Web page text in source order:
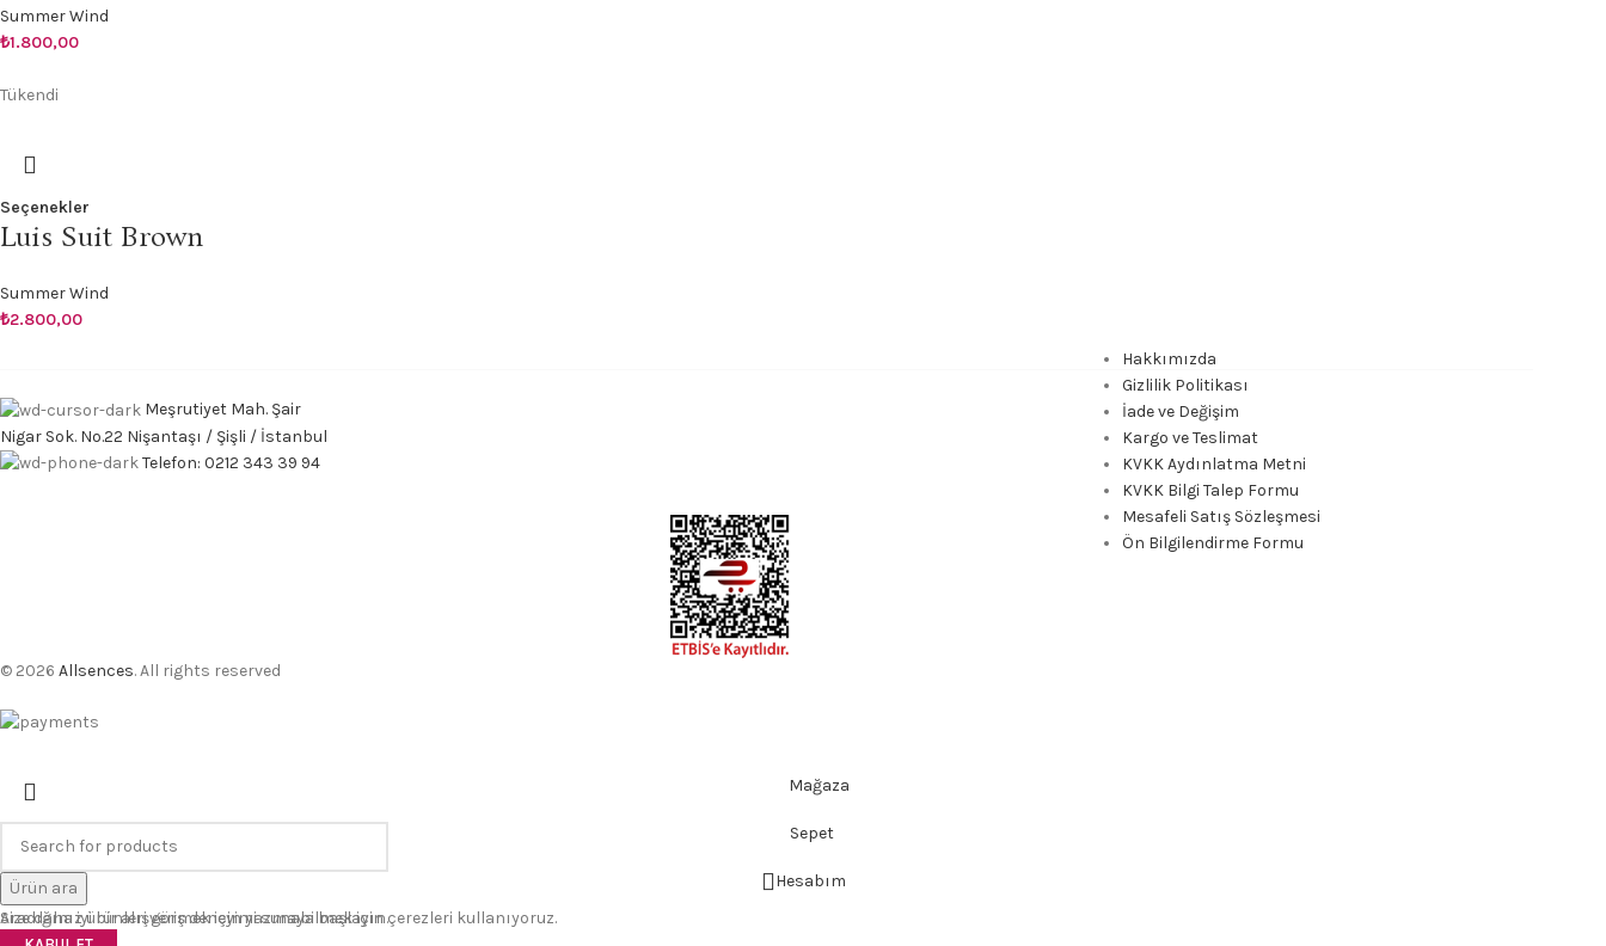
Summer Wind
₺1.800,00
Tükendi
Seçenekler
Luis Suit Brown
Summer Wind
₺2.800,00
Meşrutiyet Mah. Şair
Nigar Sok. No.22 Nişantaşı / Şişli / İstanbul
Telefon: 0212 343 39 94
Hakkımızda
Gizlilik Politikası
İade ve Değişim
Kargo ve Teslimat
KVKK Aydınlatma Metni
KVKK Bilgi Talep Formu
Mesafeli Satış Sözleşmesi
Ön Bilgilendirme Formu
© 2026 Allsences. All rights reserved
Ürün ara
Aradığınız ürünleri görmek için yazmaya başlayın.
Mağaza
Sepet
Hesabım
Size daha iyi bir alışveriş deneyimi sunabilmek için çerezleri kullanıyoruz.